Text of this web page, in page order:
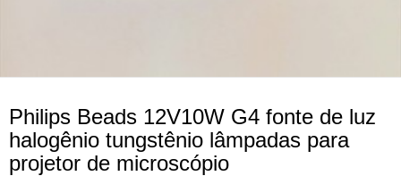
Philips Beads 12V10W G4 fonte de luz
halogênio tungstênio lâmpadas para
projetor de microscópio